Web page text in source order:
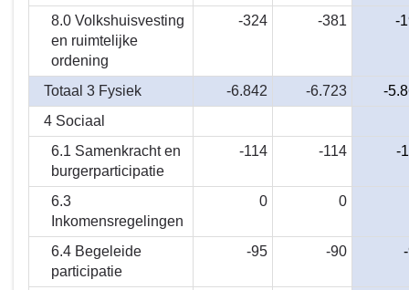
8.0 Volkshuisvesting
en ruimtelijke
ordening
-324 -381 -
Totaal 3 Fysiek -6.842 -6.723
-
4 Sociaal
6.1 Samenkracht en
burgerparticipatie
-114 -114 -
6.3
Inkomensregelingen
0 0
6.4 Begeleide
participatie
-95 -90